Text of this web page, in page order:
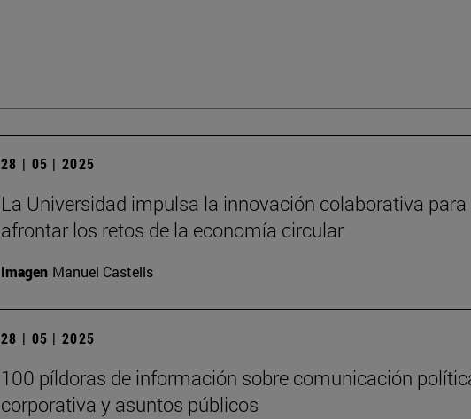
28 | 05 | 2025
La Universidad impulsa la innovación colaborativa para
afrontar los retos de la economía circular
Imagen Manuel Castells
28 | 05 | 2025
100 píldoras de información sobre comunicación
corporativa y asuntos públicos